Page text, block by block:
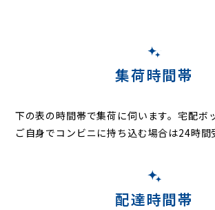
集荷時間帯
下の表の時間帯で集荷に伺います。宅配ボ
ご自身でコンビニに持ち込む場合は24時間
配達時間帯